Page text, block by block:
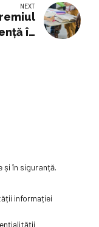
înalt nivel
NEXT
în
în siguranță.
informației